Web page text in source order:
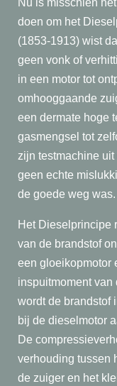
doen om het
(1853-1913) wist
geen vonk of
in een motor tot
omhooggaande
een dermate hoge
gasmengsel tot
zijn testmachine
geen echte
de goede weg was.
Het Dieselprincipe
van de brandstof
een gloeikopmotor
inspuitmoment
wordt de brandstof
bij de dieselmotor
De
verhouding tussen
de zuiger en het